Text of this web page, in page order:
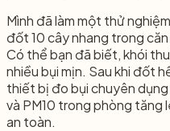
Mình đã làm một thử
đốt 10 cây nhang trong
Có thể bạn đã biết, khói
nhiều bụi mịn. Sau khi đốt
thiết bị đo bụi chuyên
và PM10 trong phòng tăng
an toàn.